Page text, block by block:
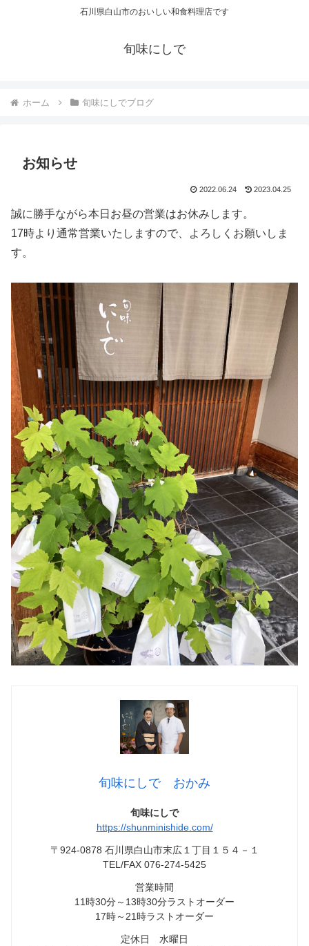
石川県白山市のおいしい和食料理店です
旬味にしで
ホーム 旬味にしでブログ
お知らせ
2022.06.24 2023.04.25
誠に勝手ながら本日お昼の営業はお休みします。
17時より通常営業いたしますので、よろしくお願いしま
す。
旬味にしで おかみ
旬味にしで
https://shunminishide.com/
〒924-0878 石川県白山市末広１丁目１５４－１
TEL/FAX 076-274-5425
営業時間
11時30分～13時30分ラストオーダー
17時～21時ラストオーダー
定休日 水曜日